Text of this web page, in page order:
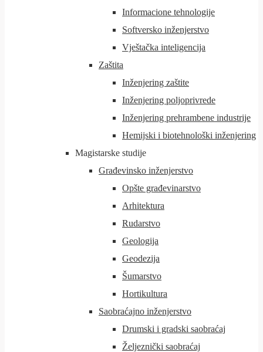
Informacione tehnologije
Softversko inženjerstvo
Vještačka inteligencija
Zaštita
Inženjering zaštite
Inženjering poljoprivrede
Inženjering prehrambene industrije
Hemijski i biotehnološki inženjering
Magistarske studije
Građevinsko inženjerstvo
Opšte građevinarstvo
Arhitektura
Rudarstvo
Geologija
Geodezija
Šumarstvo
Hortikultura
Saobraćajno inženjerstvo
Drumski i gradski saobraćaj
Željeznički saobraćaj